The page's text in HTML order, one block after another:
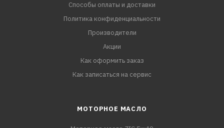
Способы оплаты и доставки
Политика конфиденциальности
Производители
Акции
Как оформить заказ
Как записаться на сервис
МОТОРНОЕ МАСЛО